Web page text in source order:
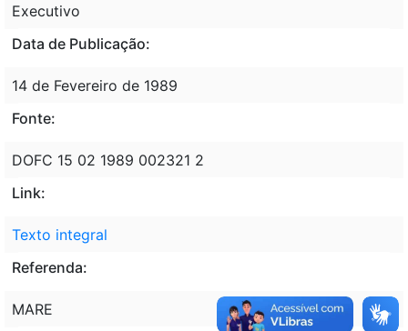
Executivo
Data de Publicação:
14 de Fevereiro de 1989
Fonte:
DOFC 15 02 1989 002321 2
Link:
Texto integral
Referenda:
MARE